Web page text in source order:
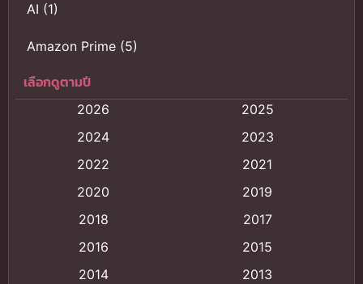
AI (1)
Amazon Prime (5)
Anal (ประตูหลัง)
Animation การ์ตูน
Animation อนิเมะ
Animation แอนิเมชั่น
เลือกดูตามปี
2026
2025
2024
2023
2022
2021
2020
2019
2018
2017
2016
2015
2014
2013